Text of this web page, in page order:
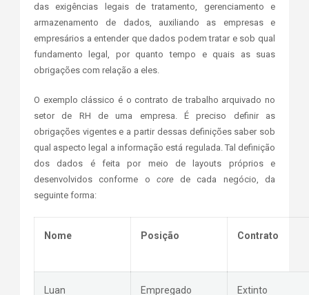
das exigências legais de tratamento, gerenciamento e
armazenamento de dados, auxiliando as empresas e
empresários a entender que dados podem tratar e sob qual
fundamento legal, por quanto tempo e quais as suas
obrigações com relação a eles.
O exemplo clássico é o contrato de trabalho arquivado no
setor de RH de uma empresa. É preciso definir as
obrigações vigentes e a partir dessas definições saber sob
qual aspecto legal a informação está regulada. Tal definição
dos dados é feita por meio de layouts próprios e
desenvolvidos conforme o core de cada negócio, da
seguinte forma:
Nome Posição Contrato
Luan Empregado Extinto